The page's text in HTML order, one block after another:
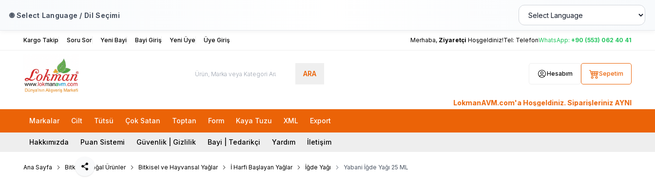
🌐 Select Language / Dil Seçimi
Kargo Takip Soru Sor Yeni Bayi Bayi Giriş Yeni Üye Üye Giriş Merhaba, Ziyaretçi Hoşgeldiniz!Tel: TelefonWhatsApp: +90 (553) 062 40 41
ARA Hesabım Sepetim
LokmanAVM.com'a Hoşgeldiniz. Siparişleriniz AYNI GÜN
Markalar Cilt Tütsü Çok Satan Toptan Form Kaya Tuzu XML Export
Hakkımızda Puan Sistemi Güvenlik | Gizlilik Bayi | Tedarikçi Yardım İletişim
Ana Sayfa Bitkisel Doğal Ürünler Bitkisel ve Hayvansal Yağlar İ Harfi Başlayan Yağlar İğde Yağı Yabani İğde Yağı 25 ML
Paylaş